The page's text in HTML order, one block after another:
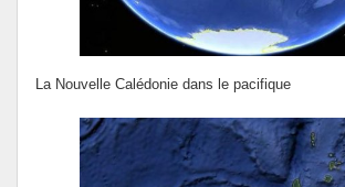
La Nouvelle Calédonie dans le pacifique